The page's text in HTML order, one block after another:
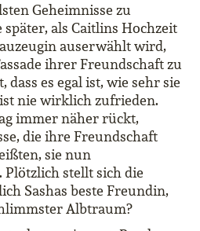
Geheimnisse zu
später, als Caitlins Hochzeit
auserwählt wird,
ihrer Freundschaft zu
dass es egal ist, wie sehr sie
nie wirklich zufrieden.
immer näher rückt,
die ihre Freundschaft
sie nun
stellt sich die
Sashas beste Freundin,
Albtraum?